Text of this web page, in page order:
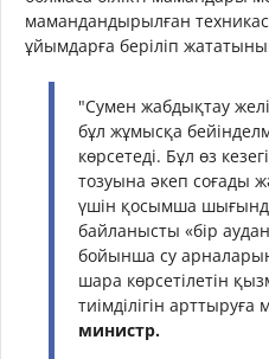
мамандандырылған
ұйымдарға беріліп
"Сумен жабдықтау
бұл жұмысқа
көрсетеді. Бұл өз
тозуына әкеп соғады
үшін қосымша
байланысты «бір
бойынша су
шара көрсетілетін
тиімділігін арттыруға
министр.